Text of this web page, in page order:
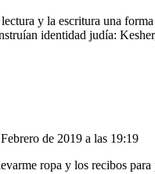
y la escritura una
identidad judía:
de 2019 a las 19:19
ropa y los recibos